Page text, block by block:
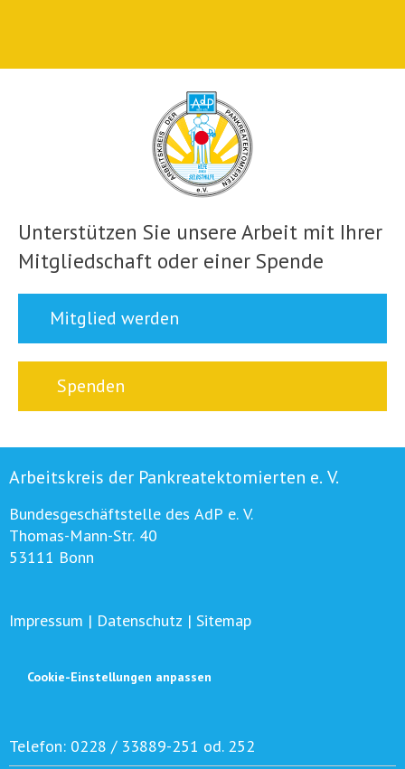
Unterstützen Sie unsere Arbeit mit Ihrer
Mitgliedschaft oder einer Spende
Mitglied werden
Spenden
Arbeitskreis der Pankreatektomierten e. V.
Bundesgeschäftstelle des AdP e. V.
Thomas-Mann-Str. 40
53111 Bonn
Impressum | Datenschutz | Sitemap
Cookie-Einstellungen anpassen
Telefon: 0228 / 33889-251 od. 252